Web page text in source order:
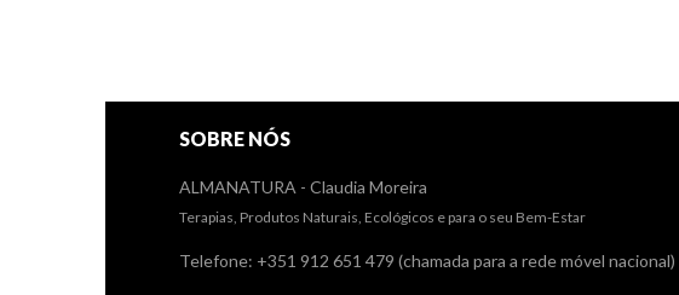
SOBRE NÓS
ALMANATURA - Claudia Moreira
Terapias, Produtos Naturais, Ecológicos e para o seu Bem-Estar
Telefone: +351 912 651 479 (chamada para a rede móvel nacional)